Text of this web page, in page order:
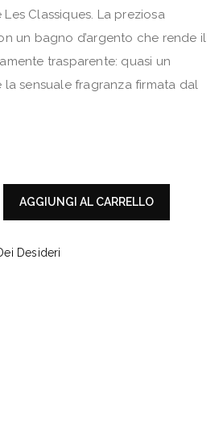
Classiques. La preziosa
un bagno d’argento che rende il
trasparente: quasi un
sensuale fragranza firmata dal
AGGIUNGI AL CARRELLO
Desideri